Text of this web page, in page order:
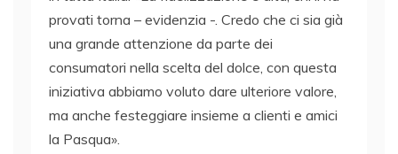
provati torna – evidenzia -. Credo che ci sia già
una grande attenzione da parte dei
consumatori nella scelta del dolce, con questa
iniziativa abbiamo voluto dare ulteriore valore,
ma anche festeggiare insieme a clienti e amici
la Pasqua».